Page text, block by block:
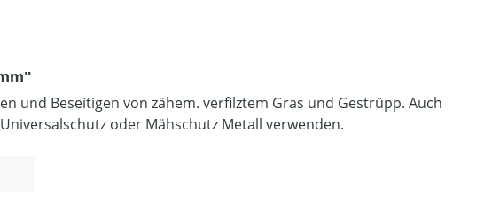
und Beseitigen von zähem. verfilztem Gras und Gestrüpp. Auch
oder Mähschutz Metall verwenden.